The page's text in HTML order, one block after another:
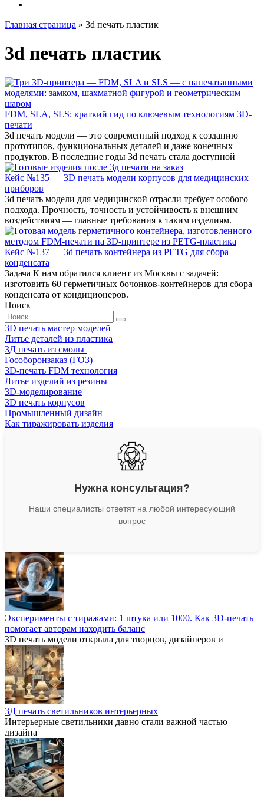
Главная страница » 3d печать пластик
3d печать пластик
FDM, SLA, SLS: краткий гид по ключевым технологиям 3D-
печати
3d печать модели — это современный подход к созданию
прототипов, функциональных деталей и даже конечных
продуктов. В последние годы 3d печать стала доступной
Кейс №135 — 3D печать модели корпусов для медицинских
приборов
3d печать модели для медицинской отрасли требует особого
подхода. Прочность, точность и устойчивость к внешним
воздействиям — главные требования к таким изделиям.
Кейс №137 — 3d печать контейнера из PETG для сбора
конденсата
Задача К нам обратился клиент из Москвы с задачей:
изготовить 60 герметичных бочонков‑контейнеров для сбора
конденсата от кондиционеров.
Поиск
Search
for:
3D печать мастер моделей
Литье деталей из пластика
3Д печать из смолы
Гособоронзаказ (ГОЗ)
3D-печать FDM технология
Литье изделий из резины
3D-моделирование
3D печать корпусов
Промышленный дизайн
Как тиражировать изделия
Нужна консультация?
Наши специалисты ответят на любой интересующий
вопрос
Эксперименты с тиражами: 1 штука или 1000. Как 3D-печать
помогает авторам находить баланс
3D печать модели открыла для творцов, дизайнеров и
3Д печать светильников интерьерных
Интерьерные светильники давно стали важной частью
дизайна